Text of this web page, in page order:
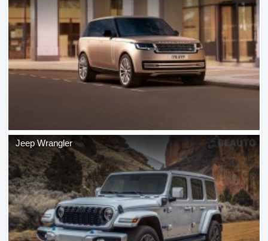
Jeep Wrangler